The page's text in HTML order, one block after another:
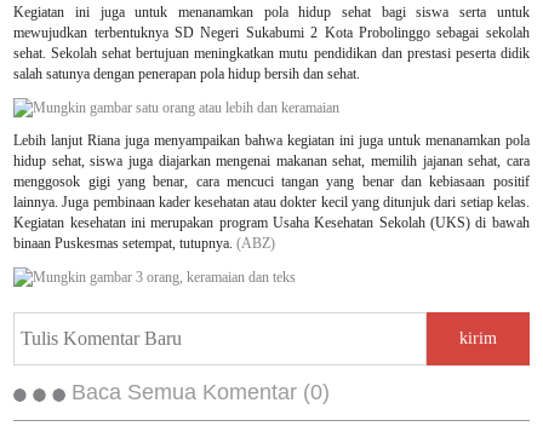
Kegiatan ini juga untuk menanamkan pola hidup sehat bagi siswa serta untuk
mewujudkan terbentuknyaSD Negeri Sukabumi 2 Kota Probolinggosebagai sekolah
sehat. Sekolah sehat bertujuan meningkatkan mutu pendidikan dan prestasi peserta didik
salah satunya dengan penerapan pola hidup bersih dan sehat.
Lebih lanjutRiana juga menyampaikan bahwa kegiatan ini juga untuk menanamkan pola
hidup sehat, siswa juga diajarkan mengenai makanan sehat, memilih jajanan sehat, cara
menggosok gigi yang benar, cara mencuci tangan yang benar dan kebiasaan positif
lainnya. Juga pembinaan kader kesehatan atau dokter kecil yang ditunjuk dari setiap kelas.
Kegiatan kesehatan ini merupakan program Usaha Kesehatan Sekolah (UKS) di bawah
binaan Puskesmas setempat, tutupnya.(ABZ)
kirim
Baca Semua Komentar (0)